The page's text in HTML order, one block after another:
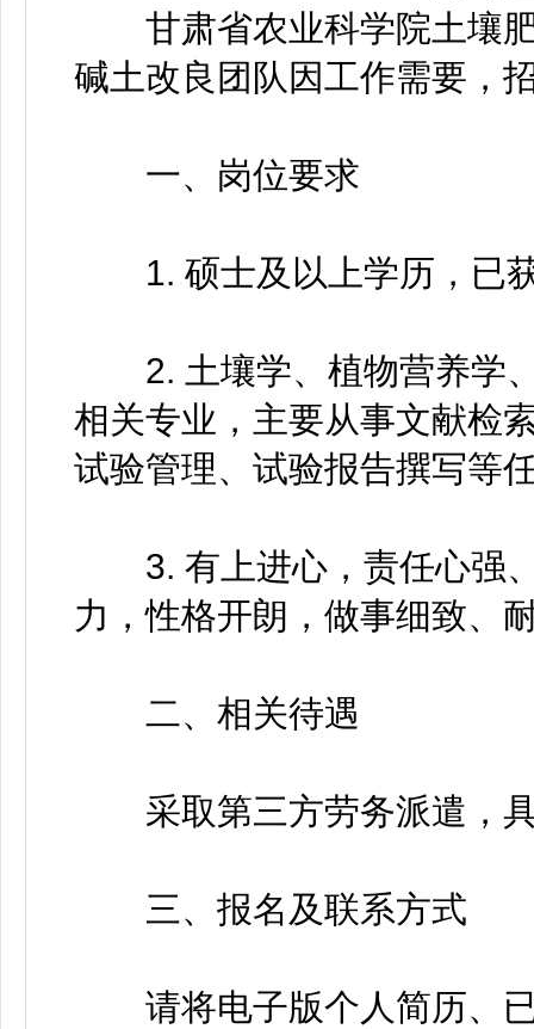
甘肃省农业科学院土壤肥
碱土改良团队因工作需要，
一、岗位要求
1. 硕士及以上学历，已获
2. 土壤学、植物营养学、
相关专业，主要从事文献检
试验管理、试验报告撰写等
3. 有上进心，责任心强、
力，性格开朗，做事细致、
二、相关待遇
采取第三方劳务派遣，具
三、报名及联系方式
请将电子版个人简历、已